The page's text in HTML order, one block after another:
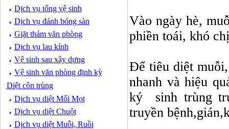
Dịch vụ tổng vệ sinh
Dịch vụ đánh bóng sàn
Giặt thảm văn phòng
Dịch vụ lau kính
Vệ sinh sau xây dựng
Vệ sinh văn phòng định kỳ
Diệt côn trùng
Dịch vụ diệt Mối Mọt
Dịch vụ diệt Chuột
Dịch vụ diệt Muỗi, Ruồi
Vào ngày hè,
phiền toái, khó
Để tiêu diệt
nhanh và hiệu
ký sinh trùng
truyền